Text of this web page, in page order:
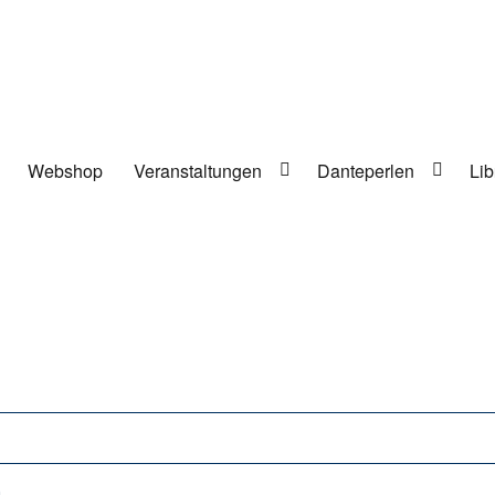
Webshop Veranstaltungen Danteperlen